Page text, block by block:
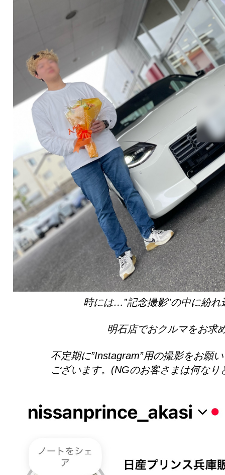
時には…”記念撮影”の中に紛
明石店でおクルマをお求
不定期に”Instagram”用の撮影をお願
ございます。(NGのお客さまは何なり